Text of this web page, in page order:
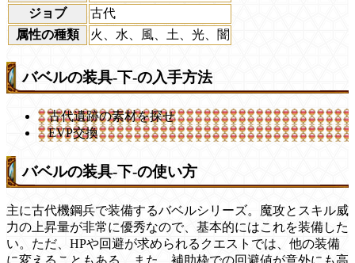
ジョブ
古代
属性の種類
火、水、風、土、光、闇
バベルの装具-下-の入手方法
古代遺跡の素材を探せ
EVP交換
バベルの装具-下-の使い方
主に古代機鋼兵で装備するバベルシリーズ。魔攻とスキル威
力の上昇量が非常に優秀なので、基本的にはこれを装備した
い。ただ、HPや回避が求められるクエストでは、他の装備
に変えることもある。また、補助枠での回避値が意外にも高